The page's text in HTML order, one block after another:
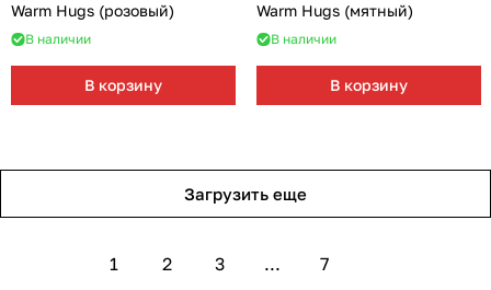
Warm Hugs (розовый)
В наличии
В корзину
Warm Hugs (мятный)
В наличии
В корзину
Загрузить еще
1 2 3 ... 7